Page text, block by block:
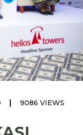
| 9086 VIEWS